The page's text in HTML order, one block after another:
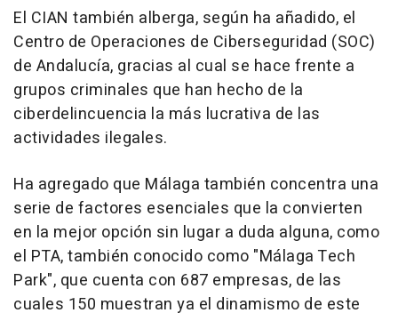
El CIAN también alberga, según ha añadido, el
Centro de Operaciones de Ciberseguridad (SOC)
de Andalucía, gracias al cual se hace frente a
grupos criminales que han hecho de la
ciberdelincuencia la más lucrativa de las
actividades ilegales.
Ha agregado que Málaga también concentra una
serie de factores esenciales que la convierten
en la mejor opción sin lugar a duda alguna, como
el PTA, también conocido como "Málaga Tech
Park", que cuenta con 687 empresas, de las
cuales 150 muestran ya el dinamismo de este